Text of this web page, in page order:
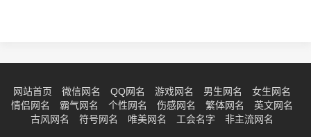
网站首页 微信网名 QQ网名 游戏网名 男生网名
女生网名
情侣网名
霸气网名 个性网名 伤感网名 繁体网名
英文网名
古风网名
符号网名 唯美网名 工会名字 非主流网名